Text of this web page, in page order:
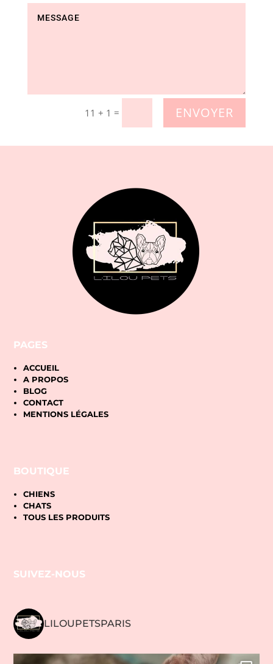
11 + 1 = ENVOYER
PAGES
ACCUEIL
A PROPOS
BLOG
CONTACT
MENTIONS LÉGALES
BOUTIQUE
CHIENS
CHATS
TOUS LES PRODUITS
SUIVEZ-NOUS
LILOUPETSPARIS